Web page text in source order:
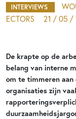
INTERVIEWS
ECTORS
21 / 05 /
De krapte op de
belang van interne
om te timmeren aan
organisaties zijn